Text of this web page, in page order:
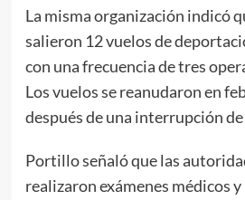
La misma organización indicó
salieron 12 vuelos de
con una frecuencia de tres
Los vuelos se reanudaron en
después de una interrupción de
Portillo señaló que las
realizaron exámenes médicos